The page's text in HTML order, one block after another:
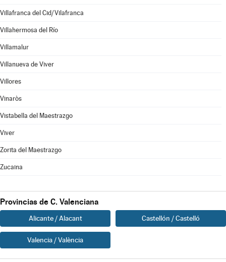
Villafranca del Cid/Vilafranca
Villahermosa del Río
Villamalur
Villanueva de Viver
Villores
Vinaròs
Vistabella del Maestrazgo
Viver
Zorita del Maestrazgo
Zucaina
Provincias de C. Valenciana
Alicante / Alacant Castellón / Castelló
Valencia / València